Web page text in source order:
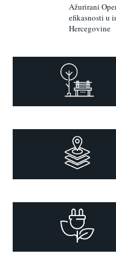
Ažurirani
efikasnosti u
Hercegovine